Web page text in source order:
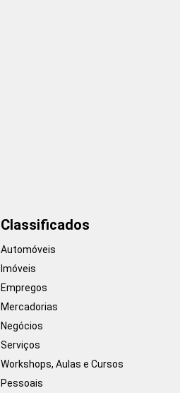
Classificados
Automóveis
Imóveis
Empregos
Mercadorias
Negócios
Serviços
Workshops, Aulas e Cursos
Pessoais